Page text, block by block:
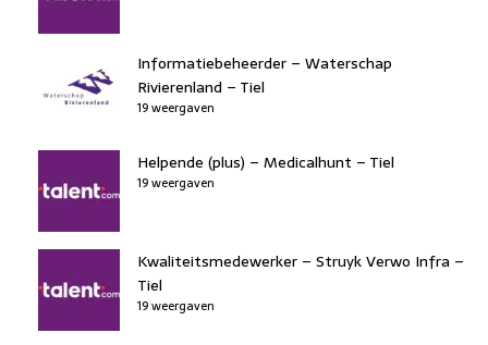
Informatiebeheerder – Waterschap
Rivierenland – Tiel
19 weergaven
Helpende (plus) – Medicalhunt – Tiel
19 weergaven
Kwaliteitsmedewerker – Struyk Verwo Infra –
Tiel
19 weergaven